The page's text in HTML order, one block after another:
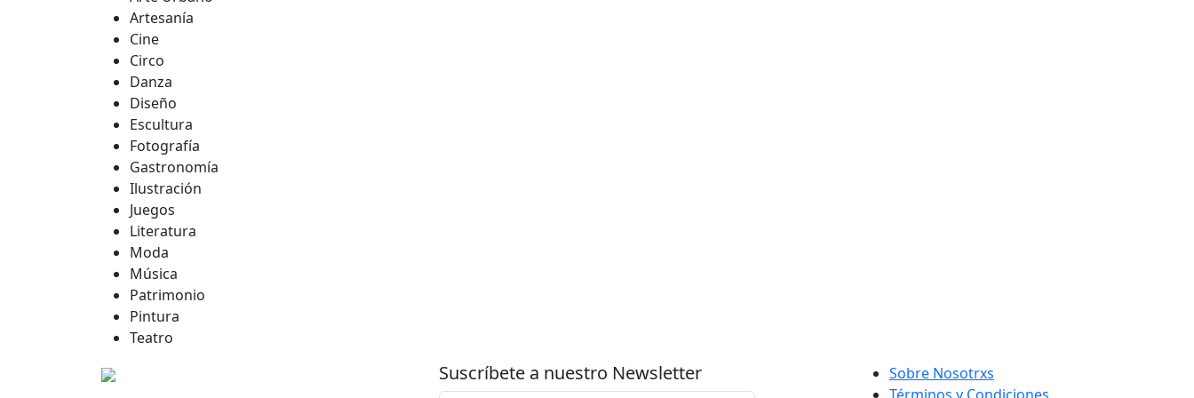
Artesanía
Cine
Circo
Danza
Diseño
Escultura
Fotografía
Gastronomía
Ilustración
Juegos
Literatura
Moda
Música
Patrimonio
Pintura
Teatro
Suscríbete a nuestro Newsletter
Sobre Nosotrxs